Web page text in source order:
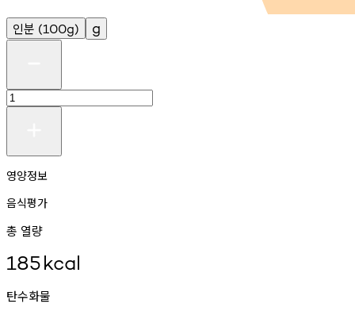
인분 (100g) g
영양정보
음식평가
총 열량
185kcal
탄수화물